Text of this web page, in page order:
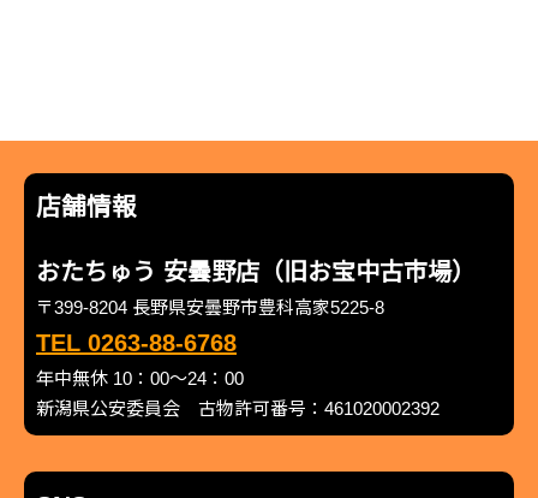
店舗情報
おたちゅう 安曇野店（旧お宝中古市場）
〒399-8204 長野県安曇野市豊科高家5225-8
TEL 0263-88-6768
年中無休 10：00～24：00
新潟県公安委員会 古物許可番号：461020002392